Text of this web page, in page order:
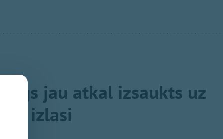
jau atkal izsaukts uz
izlasi